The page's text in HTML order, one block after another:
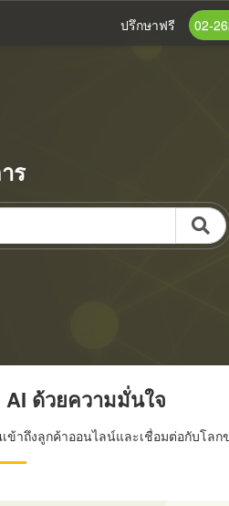
ปรึกษาฟรี 02-
ร
ด้วยความมั่นใจ
าถึงลูกค้าออนไลน์และเชื่อมต่อกับโล